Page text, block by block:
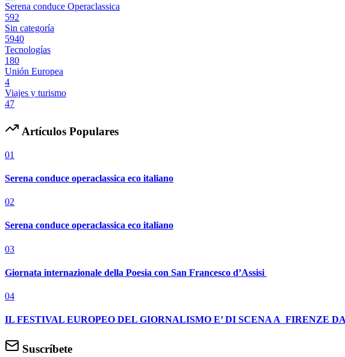
Serena conduce Operaclassica
592
Sin categoría
5940
Tecnologías
180
Unión Europea
4
Viajes y turismo
47
Artículos Populares
01
Serena conduce operaclassica eco italiano
02
Serena conduce operaclassica eco italiano
03
Giornata internazionale della Poesia con San Francesco d’Assisi
04
IL FESTIVAL EUROPEO DEL GIORNALISMO E’ DI SCENA A FIRENZE
Suscríbete